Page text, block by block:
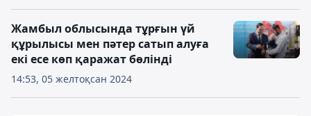
14:53, 05 желтоқсан 2024
Жамбыл облысында тұрғын үй
құрылысы мен пәтер сатып алуға
екі есе көп қаражат бөлінді